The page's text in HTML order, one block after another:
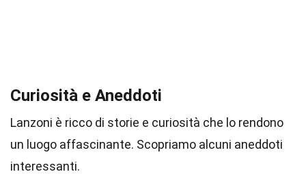
Curiosità e Aneddoti
Lanzoni è ricco di storie e curiosità che lo rendono
un luogo affascinante. Scopriamo alcuni aneddoti
interessanti.